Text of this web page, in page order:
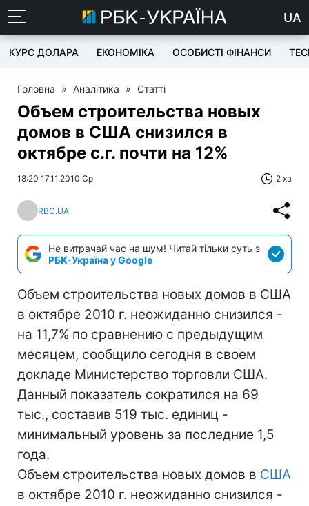
UA
КУРС ДОЛАРА ЕКОНОМІКА ОСОБИСТІ ФІНАНСИ
Головна » Аналітика » Статті
Объем строительства новых
домов в США снизился в
октябре с.г. почти на 12%
18:20 17.11.2010 Ср 2 хв
RBC.UA
Не витрачай час на шум! Читай тільки суть з
РБК-Україна у Google
Объем строительства новых домов в США
в октябре 2010 г. неожиданно снизился -
на 11,7% по сравнению с предыдущим
месяцем, сообщило сегодня в своем
докладе Министерство торговли США.
Данный показатель сократился на 69
тыс., составив 519 тыс. единиц -
минимальный уровень за последние 1,5
года.
Объем строительства новых домов в США
в октябре 2010 г. неожиданно снизился -